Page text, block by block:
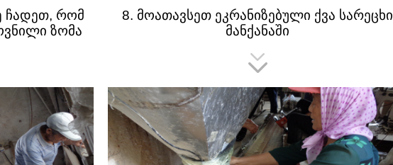
ჩადეთ, რომ
ზომა
8. მოათავსეთ ეკრანიზებული ქვა სარეცხი
მანქანაში